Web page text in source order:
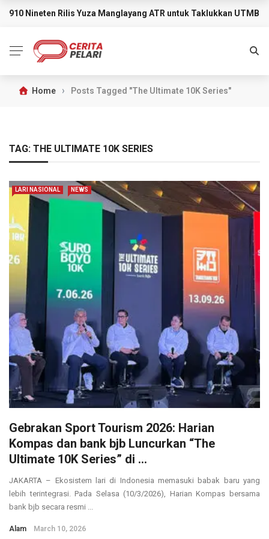
BREAKING NEWS
910 Nineten Rilis Yuza Manglayang ATR untuk Taklukkan UTMB
Home › Posts Tagged "The Ultimate 10K Series"
TAG: THE ULTIMATE 10K SERIES
LARI NASIONAL NEWS
Gebrakan Sport Tourism 2026: Harian
Kompas dan bank bjb Luncurkan “The
Ultimate 10K Series” di ...
JAKARTA – Ekosistem lari di Indonesia memasuki babak baru yang
lebih terintegrasi. Pada Selasa (10/3/2026), Harian Kompas bersama
bank bjb secara resmi ...
Alam March 10, 2026